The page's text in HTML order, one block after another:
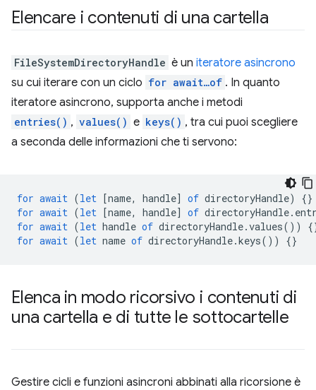
Elencare i contenuti di una cartella
FileSystemDirectoryHandle è un iteratore asincrono
su cui iterare con un ciclo for await…of . In quanto
iteratore asincrono, supporta anche i metodi
entries() , values() e keys() , tra cui puoi scegliere
a seconda delle informazioni che ti servono:
for await (let [name, handle] of directoryHandle)
{}
for await (let [name, handle] of directoryHandle.
for await (let handle of directoryHandle.values())
for await (let name of directoryHandle.keys()) {}
Elenca in modo ricorsivo i contenuti di
una cartella e di tutte le sottocartelle
Gestire cicli e funzioni asincroni abbinati alla ricorsione è